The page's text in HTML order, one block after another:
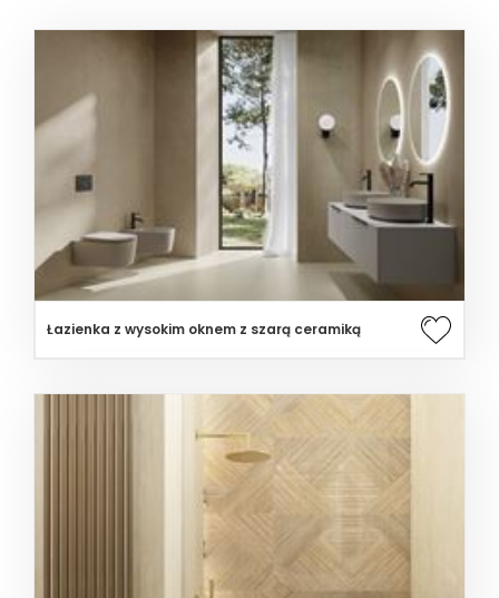
Łazienka z wysokim oknem z szarą ceramiką